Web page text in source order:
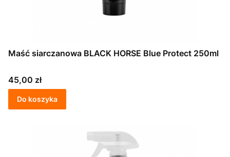
Maść siarczanowa BLACK HORSE Blue Protect 250ml
Cena
45,00 zł
Do koszyka